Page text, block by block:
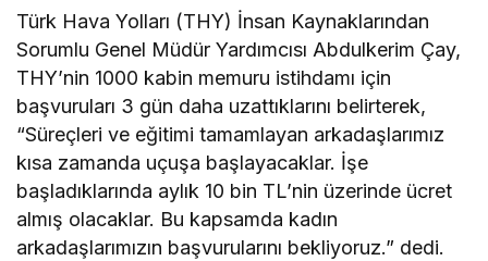
Türk Hava Yolları (THY) İnsan Kaynaklarından
Sorumlu Genel Müdür Yardımcısı Abdulkerim Çay,
THY’nin 1000 kabin memuru istihdamı için
başvuruları 3 gün daha uzattıklarını belirterek,
“Süreçleri ve eğitimi tamamlayan arkadaşlarımız
kısa zamanda uçuşa başlayacaklar. İşe
başladıklarında aylık 10 bin TL’nin üzerinde ücret
almış olacaklar. Bu kapsamda kadın
arkadaşlarımızın başvurularını bekliyoruz.” dedi.